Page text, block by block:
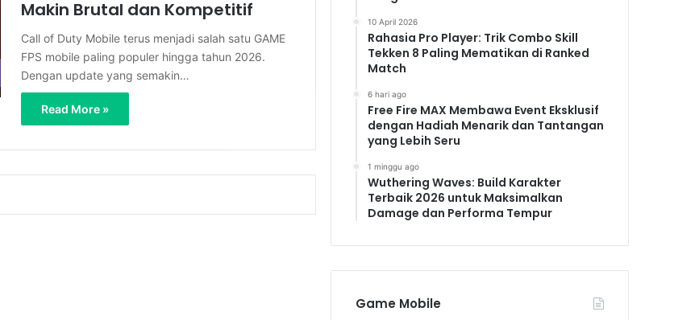
Makin Brutal dan Kompetitif
Call of Duty Mobile terus menjadi salah satu GAME
FPS mobile paling populer hingga tahun 2026.
Dengan update yang semakin…
Read More »
10 April 2026
Rahasia Pro Player: Trik Combo Skill
Tekken 8 Paling Mematikan di Ranked
Match
6 hari ago
Free Fire MAX Membawa Event Eksklusif
dengan Hadiah Menarik dan Tantangan
yang Lebih Seru
1 minggu ago
Wuthering Waves: Build Karakter
Terbaik 2026 untuk Maksimalkan
Damage dan Performa Tempur
Game Mobile